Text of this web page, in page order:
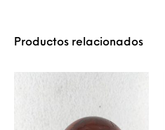
Productos relacionados